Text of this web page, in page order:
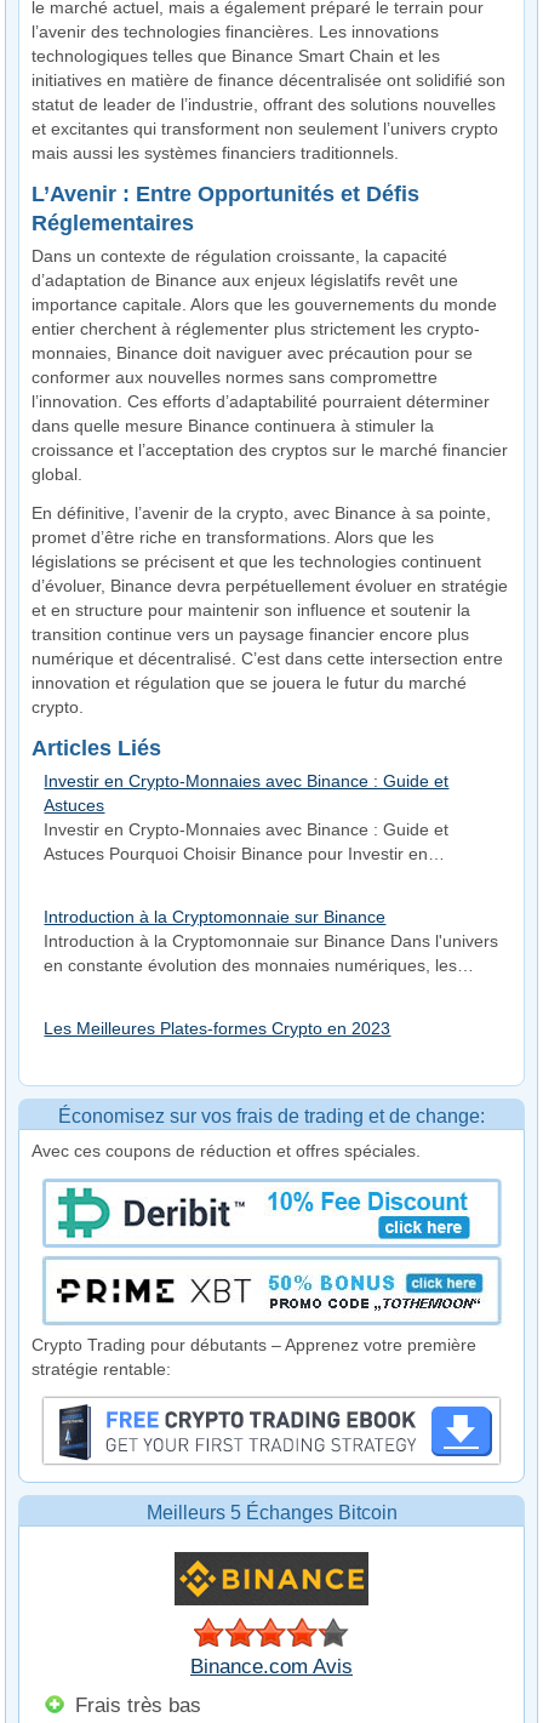
le marché actuel, mais a également préparé le terrain pour
l’avenir des technologies financières. Les innovations
technologiques telles que Binance Smart Chain et les
initiatives en matière de finance décentralisée ont solidifié son
statut de leader de l’industrie, offrant des solutions nouvelles
et excitantes qui transforment non seulement l’univers crypto
mais aussi les systèmes financiers traditionnels.
L’Avenir : Entre Opportunités et Défis
Réglementaires
Dans un contexte de régulation croissante, la capacité
d’adaptation de Binance aux enjeux législatifs revêt une
importance capitale. Alors que les gouvernements du monde
entier cherchent à réglementer plus strictement les crypto-
monnaies, Binance doit naviguer avec précaution pour se
conformer aux nouvelles normes sans compromettre
l’innovation. Ces efforts d’adaptabilité pourraient déterminer
dans quelle mesure Binance continuera à stimuler la
croissance et l’acceptation des cryptos sur le marché financier
global.
En définitive, l’avenir de la crypto, avec Binance à sa pointe,
promet d’être riche en transformations. Alors que les
législations se précisent et que les technologies continuent
d’évoluer, Binance devra perpétuellement évoluer en stratégie
et en structure pour maintenir son influence et soutenir la
transition continue vers un paysage financier encore plus
numérique et décentralisé. C’est dans cette intersection entre
innovation et régulation que se jouera le futur du marché
crypto.
Articles Liés
Investir en Crypto-Monnaies avec Binance : Guide et
Astuces
Investir en Crypto-Monnaies avec Binance : Guide et
Astuces Pourquoi Choisir Binance pour Investir en…
Introduction à la Cryptomonnaie sur Binance
Introduction à la Cryptomonnaie sur Binance Dans l'univers
en constante évolution des monnaies numériques, les…
Les Meilleures Plates-formes Crypto en 2023
Économisez sur vos frais de trading et de change:
Avec ces coupons de réduction et offres spéciales.
Crypto Trading pour débutants – Apprenez votre première
stratégie rentable:
Meilleurs 5 Échanges Bitcoin
Binance.com Avis
Frais très bas